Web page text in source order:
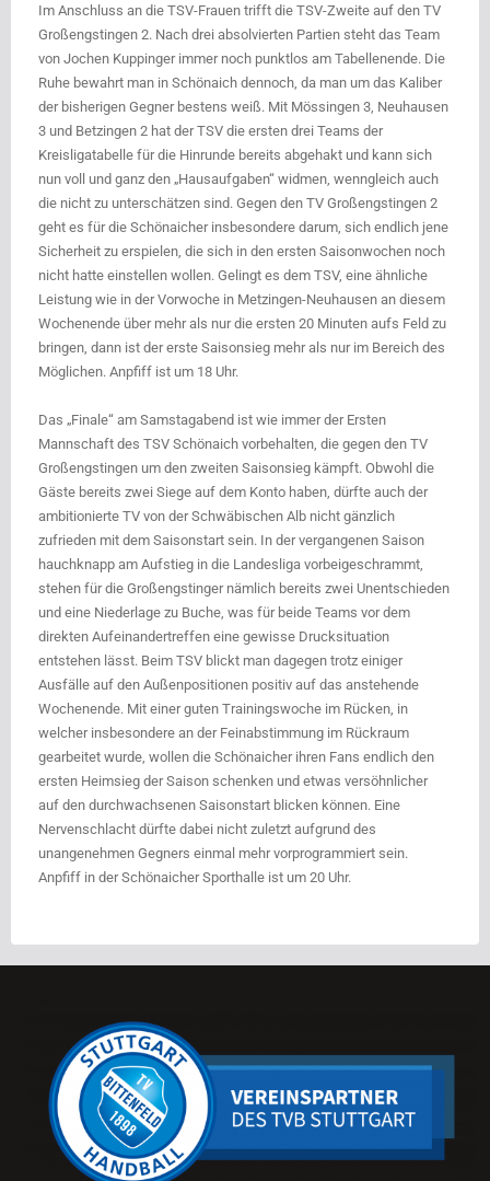
Im Anschluss an die TSV-Frauen trifft die TSV-Zweite auf den TV
Großengstingen 2. Nach drei absolvierten Partien steht das Team
von Jochen Kuppinger immer noch punktlos am Tabellenende. Die
Ruhe bewahrt man in Schönaich dennoch, da man um das Kaliber
der bisherigen Gegner bestens weiß. Mit Mössingen 3, Neuhausen
3 und Betzingen 2 hat der TSV die ersten drei Teams der
Kreisligatabelle für die Hinrunde bereits abgehakt und kann sich
nun voll und ganz den „Hausaufgaben“ widmen, wenngleich auch
die nicht zu unterschätzen sind. Gegen den TV Großengstingen 2
geht es für die Schönaicher insbesondere darum, sich endlich jene
Sicherheit zu erspielen, die sich in den ersten Saisonwochen noch
nicht hatte einstellen wollen. Gelingt es dem TSV, eine ähnliche
Leistung wie in der Vorwoche in Metzingen-Neuhausen an diesem
Wochenende über mehr als nur die ersten 20 Minuten aufs Feld zu
bringen, dann ist der erste Saisonsieg mehr als nur im Bereich des
Möglichen. Anpfiff ist um 18 Uhr.
Das „Finale“ am Samstagabend ist wie immer der Ersten
Mannschaft des TSV Schönaich vorbehalten, die gegen den TV
Großengstingen um den zweiten Saisonsieg kämpft. Obwohl die
Gäste bereits zwei Siege auf dem Konto haben, dürfte auch der
ambitionierte TV von der Schwäbischen Alb nicht gänzlich
zufrieden mit dem Saisonstart sein. In der vergangenen Saison
hauchknapp am Aufstieg in die Landesliga vorbeigeschrammt,
stehen für die Großengstinger nämlich bereits zwei Unentschieden
und eine Niederlage zu Buche, was für beide Teams vor dem
direkten Aufeinandertreffen eine gewisse Drucksituation
entstehen lässt. Beim TSV blickt man dagegen trotz einiger
Ausfälle auf den Außenpositionen positiv auf das anstehende
Wochenende. Mit einer guten Trainingswoche im Rücken, in
welcher insbesondere an der Feinabstimmung im Rückraum
gearbeitet wurde, wollen die Schönaicher ihren Fans endlich den
ersten Heimsieg der Saison schenken und etwas versöhnlicher
auf den durchwachsenen Saisonstart blicken können. Eine
Nervenschlacht dürfte dabei nicht zuletzt aufgrund des
unangenehmen Gegners einmal mehr vorprogrammiert sein.
Anpfiff in der Schönaicher Sporthalle ist um 20 Uhr.